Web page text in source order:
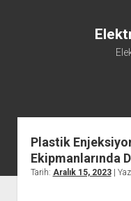
Instagram
Plastik
Ekipmanlarında
Tarih: Aralık 15, 2023|